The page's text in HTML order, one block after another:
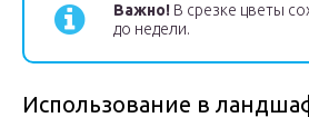
Важно! В срезке цветы
до недели.
Использование в